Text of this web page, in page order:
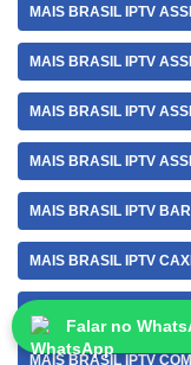
MAIS BRASIL IPTV
MAIS BRASIL IPTV
MAIS BRASIL IPTV
MAIS BRASIL IPTV
MAIS BRASIL IPTV
MAIS BRASIL IPTV
MAIS BRASIL IPTV
MAIS BRASIL IPTV
Falar no